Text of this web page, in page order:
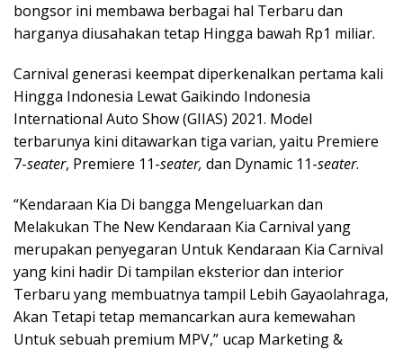
bongsor ini membawa berbagai hal Terbaru dan
harganya diusahakan tetap Hingga bawah Rp1 miliar.
Carnival generasi keempat diperkenalkan pertama kali
Hingga Indonesia Lewat Gaikindo Indonesia
International Auto Show (GIIAS) 2021. Model
terbarunya kini ditawarkan tiga varian, yaitu Premiere
7-seater, Premiere 11-seater, dan Dynamic 11-seater.
“Kendaraan Kia Di bangga Mengeluarkan dan
Melakukan The New Kendaraan Kia Carnival yang
merupakan penyegaran Untuk Kendaraan Kia Carnival
yang kini hadir Di tampilan eksterior dan interior
Terbaru yang membuatnya tampil Lebih Gayaolahraga,
Akan Tetapi tetap memancarkan aura kemewahan
Untuk sebuah premium MPV,” ucap Marketing &